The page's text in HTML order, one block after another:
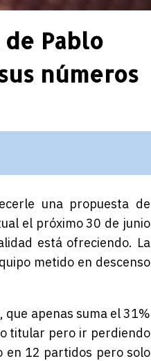
Pablo
números
una propuesta de
el próximo 30 de junio
está ofreciendo. La
metido en descenso
que apenas suma el 31%
titular pero ir perdiendo
en 12 partidos pero solo